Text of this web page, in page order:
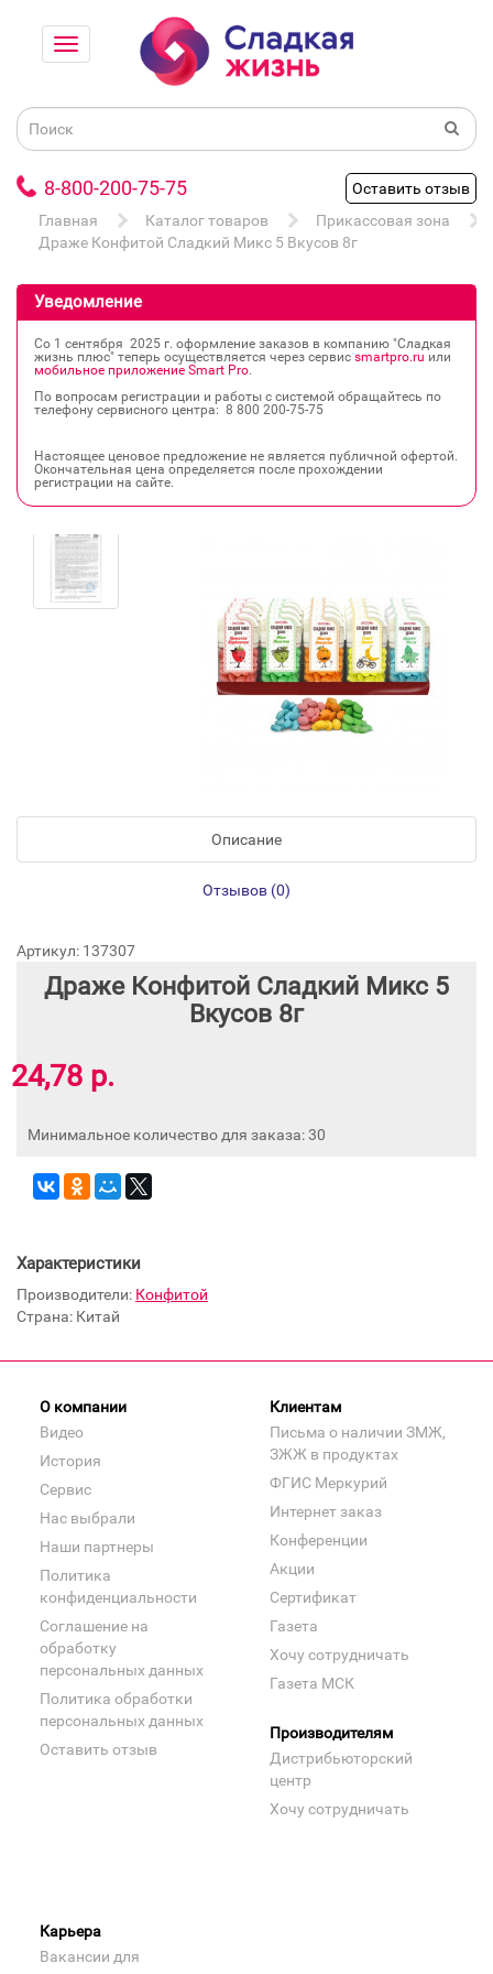
8-800-200-75-75
Оставить отзыв
Главная
Каталог товаров
Прикассовая зона
Драже Конфитой Сладкий Микс 5 Вкусов 8г
Уведомление
Со 1 сентября 2025 г. оформление заказов в компанию "Сладкая
жизнь плюс" теперь осуществляется через сервис smartpro.ru или
мобильное приложение Smart Pro.
По вопросам регистрации и работы с системой обращайтесь по
телефону сервисного центра: 8 800 200‐75‐75
Настоящее ценовое предложение не является публичной офертой.
Окончательная цена определяется после прохождении
регистрации на сайте.
Описание
Отзывов (0)
Артикул: 137307
Драже Конфитой Сладкий Микс 5
Вкусов 8г
24,78 р.
Минимальное количество для заказа: 30
Характеристики
Производители: Конфитой
Страна: Китай
О компании
Видео
История
Сервис
Нас выбрали
Наши партнеры
Политика
конфиденциальности
Соглашение на
обработку
персональных данных
Политика обработки
персональных данных
Оставить отзыв
Клиентам
Письма о наличии ЗМЖ,
ЗЖЖ в продуктах
ФГИС Меркурий
Интернет заказ
Конференции
Акции
Сертификат
Газета
Хочу сотрудничать
Газета МСК
Производителям
Дистрибьюторский
центр
Хочу сотрудничать
Карьера
Вакансии для